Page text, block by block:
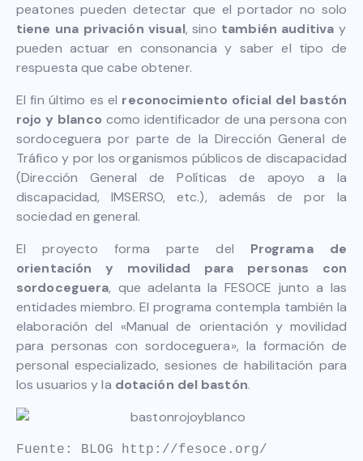
peatones pueden detectar que el portador no solo
tiene una privación visual, sino también auditiva y
pueden actuar en consonancia y saber el tipo de
respuesta que cabe obtener.
El fin último es el reconocimiento oficial del bastón
rojo y blanco como identificador de una persona con
sordoceguera por parte de la Dirección General de
Tráfico y por los organismos públicos de discapacidad
(Dirección General de Políticas de apoyo a la
discapacidad, IMSERSO, etc.), además de por la
sociedad en general.
El proyecto forma parte del Programa de
orientación y movilidad para personas con
sordoceguera, que adelanta la FESOCE junto a las
entidades miembro. El programa contempla también la
elaboración del «Manual de orientación y movilidad
para personas con sordoceguera», la formación de
personal especializado, sesiones de habilitación para
los usuarios y la dotación del bastón.
Fuente: BLOG http://fesoce.org/